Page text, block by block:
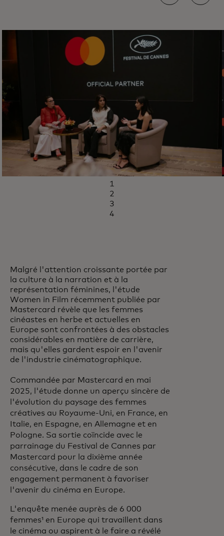
1
2
3
4
Malgré l'attention croissante portée par
la culture à la narration et à la
représentation féminines, l'étude
Women in Film récemment publiée par
Mastercard révèle que les femmes
cinéastes en herbe et actuelles en
Europe sont confrontées à des obstacles
considérables en matière de carrière,
mais qu'elles gardent espoir en l'avenir
de l'industrie cinématographique.
Commandée par Mastercard en mai
2025, l'étude donne un aperçu sincère de
l'évolution du paysage des femmes
créatives au Royaume-Uni, en France, en
Italie, en Espagne, en Allemagne et en
Pologne. Sa sortie coïncide avec le
parrainage du Festival de Cannes par
Mastercard pour la dixième année
consécutive, dans le cadre de son
engagement permanent à favoriser
l'avenir du cinéma en Europe.
L'enquête menée auprès de 6 000
femmes¹ en Europe qui travaillent dans
le cinéma ou aspirent à le faire a révélé